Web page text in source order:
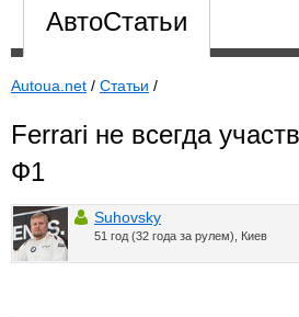
АвтоСтатьи
Autoua.net / Статьи /
Ferrari не всегда
Ф1
Suhovsky
51 год (32 года за рулем), Киев